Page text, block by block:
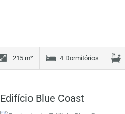
215 m² 4 Dormitórios
Edifício Blue Coast